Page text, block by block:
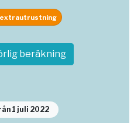
beräkning
1 juli 2022